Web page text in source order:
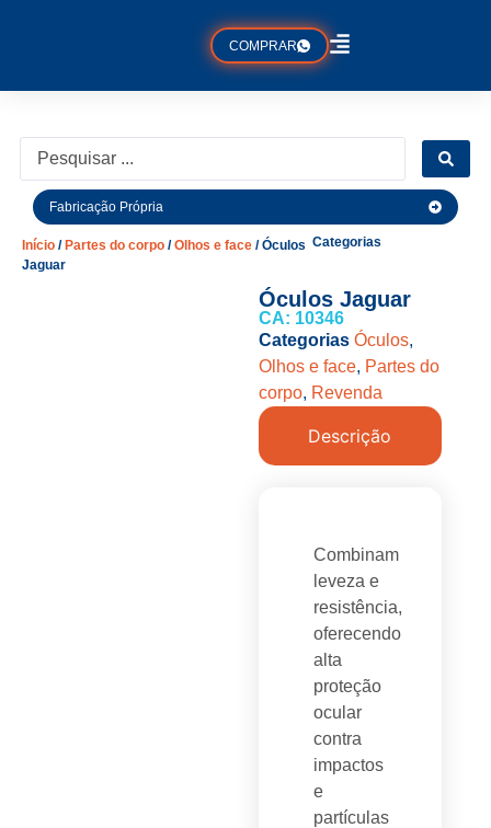
COMPRAR
Fabricação Própria
Início / Partes do corpo /Olhos e face / Óculos
Jaguar
Categorias
Óculos Jaguar
CA: 10346
Categorias Óculos,
Olhos e face, Partes do
corpo, Revenda
Descrição
Combinam
leveza e
resistência,
oferecendo
alta
proteção
ocular
contra
impactos
e
partículas